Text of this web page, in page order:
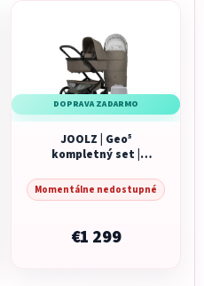
DOPRAVA ZADARMO
JOOLZ | Geo⁵
kompletný set |
Momentálne nedostupné
€1 299